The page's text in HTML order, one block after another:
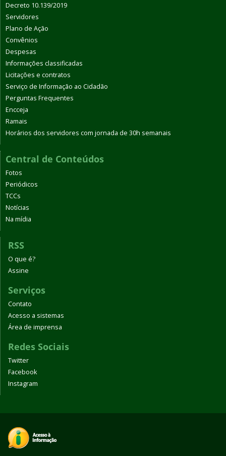
Decreto 10.139/2019
Servidores
Plano de Ação
Convênios
Despesas
Informações classificadas
Licitações e contratos
Serviço de Informação ao Cidadão
Perguntas Frequentes
Encceja
Ramais
Horários dos servidores com jornada de 30h semanais
Central de Conteúdos
Fotos
Periódicos
TCCs
Notícias
Na mídia
RSS
O que é?
Assine
Serviços
Contato
Acesso a sistemas
Área de imprensa
Redes Sociais
Twitter
Facebook
Instagram